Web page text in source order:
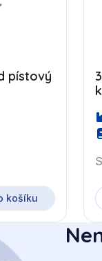
pístový
košíku